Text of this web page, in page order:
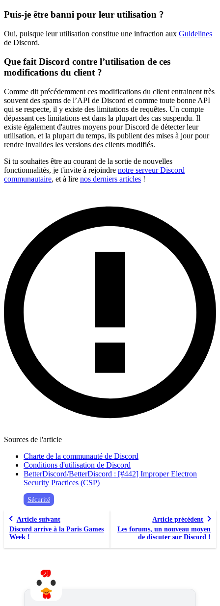
Puis-je être banni pour leur utilisation ?
Oui, puisque leur utilisation constitue une infraction aux Guidelines
de Discord.
Que fait Discord contre l’utilisation de ces
modifications du client ?
Comme dit précédemment ces modifications du client entrainent très
souvent des spams de l’API de Discord et comme toute bonne API
qui se respecte, il y existe des limitations de requêtes. Un compte
dépassant ces limitations est dans la plupart des cas suspendu. Il
existe également d'autres moyens pour Discord de détecter leur
utilisation, et la plupart du temps, ils publient des mises à jour pour
rendre invalides les versions des clients modifiés.
Si tu souhaites être au courant de la sortie de nouvelles
fonctionnalités, je t'invite à rejoindre notre serveur Discord
communautaire, et à lire nos derniers articles !
Sources de l'article
Charte de la communauté de Discord
Conditions d'utilisation de Discord
BetterDiscord/BetterDiscord : [#442] Improper Electron
Security Practices (CSP)
Sécurité
Article suivant
Discord arrive à la Paris Games
Week !
Article précédent
Les forums, un nouveau moyen
de discuter sur Discord !